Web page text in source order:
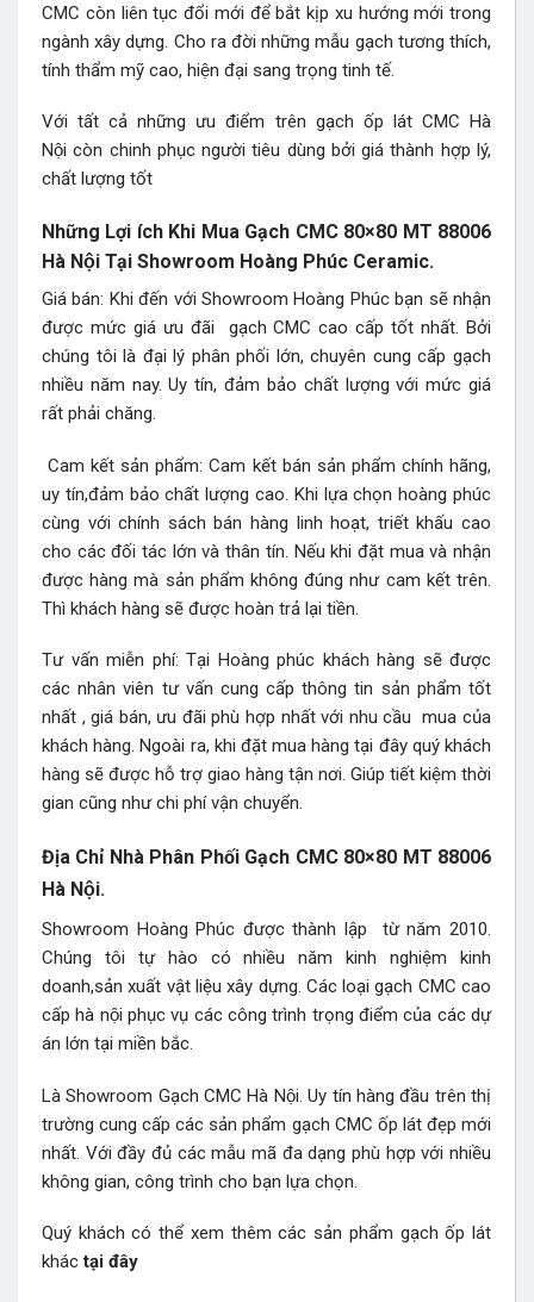
CMC còn liên tục đổi mới để bắt kịp xu hướng mới trong
ngành xây dựng. Cho ra đời những mẫu gạch tương thích,
tính thẩm mỹ cao, hiện đại sang trọng tinh tế.
Với tất cả những ưu điểm trên gạch ốp lát CMC Hà
Nội còn chinh phục người tiêu dùng bởi giá thành hợp lý,
chất lượng tốt
Những Lợi ích Khi Mua Gạch CMC 80×80 MT 88006
Hà Nội Tại Showroom Hoàng Phúc Ceramic.
Giá bán: Khi đến với Showroom Hoàng Phúc bạn sẽ nhận
được mức giá ưu đãi gạch CMC cao cấp tốt nhất. Bởi
chúng tôi là đại lý phân phối lớn, chuyên cung cấp gạch
nhiều năm nay. Uy tín, đảm bảo chất lượng với mức giá
rất phải chăng.
Cam kết sản phẩm: Cam kết bán sản phẩm chính hãng,
uy tín,đảm bảo chất lượng cao. Khi lựa chọn hoàng phúc
cùng với chính sách bán hàng linh hoạt, triết khấu cao
cho các đối tác lớn và thân tín. Nếu khi đặt mua và nhận
được hàng mà sản phẩm không đúng như cam kết trên.
Thì khách hàng sẽ được hoàn trả lại tiền.
Tư vấn miễn phí: Tại Hoàng phúc khách hàng sẽ được
các nhân viên tư vấn cung cấp thông tin sản phẩm tốt
nhất , giá bán, ưu đãi phù hợp nhất với nhu cầu mua của
khách hàng. Ngoài ra, khi đặt mua hàng tại đây quý khách
hàng sẽ được hỗ trợ giao hàng tận nơi. Giúp tiết kiệm thời
gian cũng như chi phí vận chuyển.
Địa Chỉ Nhà Phân Phối Gạch CMC 80×80 MT 88006
Hà Nội.
Showroom Hoàng Phúc được thành lập từ năm 2010.
Chúng tôi tự hào có nhiều năm kinh nghiệm kinh
doanh,sản xuất vật liệu xây dựng. Các loại gạch CMC cao
cấp hà nội phục vụ các công trình trọng điểm của các dự
án lớn tại miền bắc.
Là Showroom Gạch CMC Hà Nội. Uy tín hàng đầu trên thị
trường cung cấp các sản phẩm gạch CMC ốp lát đẹp mới
nhất. Với đầy đủ các mẫu mã đa dạng phù hợp với nhiều
không gian, công trình cho bạn lựa chọn.
Quý khách có thể xem thêm các sản phẩm gạch ốp lát
khác tại đây